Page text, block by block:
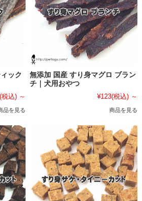
ック
税込) ～
品を見る
無添加 国産 すり身マグロ ブラン
チ｜犬用おやつ
¥123(税込) ～
商品を見る